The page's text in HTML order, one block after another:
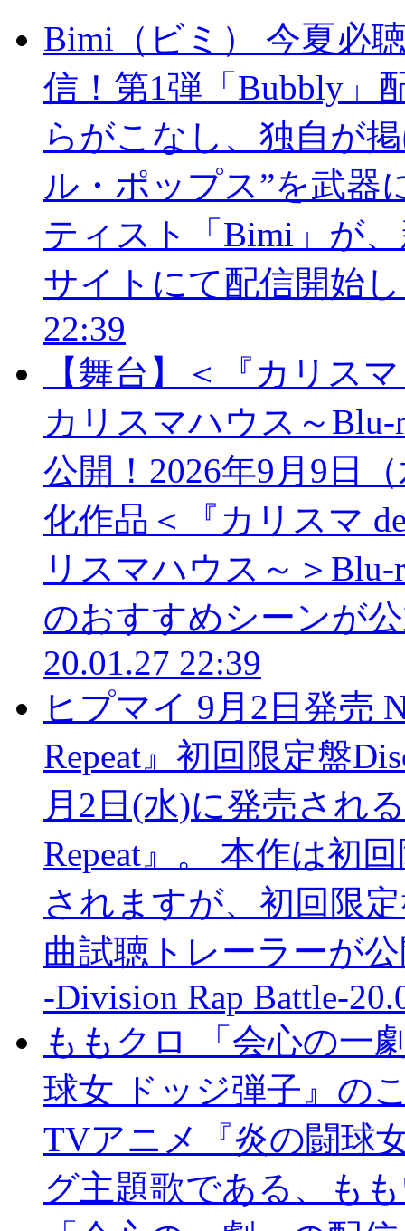
Bimi（ビミ） 今夏必
信！第1弾「Bubbly」
らがこなし、独自が
ル・ポップス”を武器
ティスト「Bimi」が
サイトにて配信開始
22:39
【舞台】＜『カリス
カリスマハウス～
公開！ 2026年9月9日
化作品＜『カリスマ
リスマハウス～＞
のおすすめシーンが
20.01.27 22:39
ヒプマイ 9月2日発売
Repeat』初回限定盤
月2日(水)に発売され
Repeat』。 本作は初
されますが、初回限
曲試聴トレーラーが
-Division Rap Battle-
ももクロ 「会心の一
球女 ドッジ弾子』の
TVアニメ『炎の闘球
グ主題歌である、も